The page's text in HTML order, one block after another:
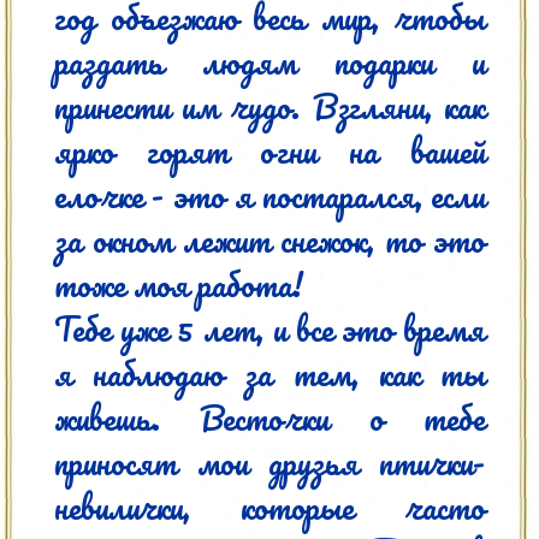
год объезжаю весь мир, чтобы
раздать людям подарки и
принести им чудо. Взгляни, как
ярко горят огни на вашей
елочке - это я постарался, если
за окном лежит снежок, то это
тоже моя работа!
Тебе уже 5 лет, и все это время
я наблюдаю за тем, как ты
живешь. Весточки о тебе
приносят мои друзья птички-
невилички, которые часто